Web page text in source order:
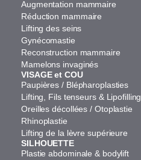
Augmentation mammaire
Réduction mammaire
Lifting des seins
Gynécomastie
Reconstruction mammaire
Mamelons invaginés
VISAGE et COU
Paupières / Blépharoplasties
Lifting, Fils tenseurs & Lipofilling
Oreilles décollées / Otoplastie
Rhinoplastie
Lifting de la lèvre supérieure
SILHOUETTE
Plastie abdominale & bodylift